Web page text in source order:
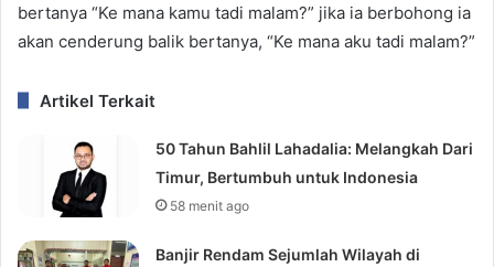
bertanya “Ke mana kamu tadi malam?” jika ia berbohong ia
akan cenderung balik bertanya, “Ke mana aku tadi malam?”
Artikel Terkait
50 Tahun Bahlil Lahadalia: Melangkah Dari
Timur, Bertumbuh untuk Indonesia
58 menit ago
Banjir Rendam Sejumlah Wilayah di